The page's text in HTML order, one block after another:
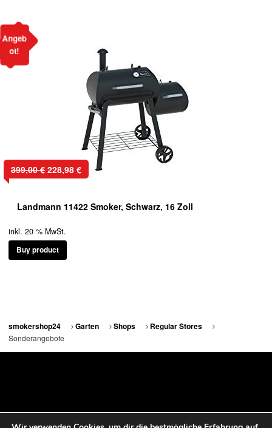
Angeb
ot!
399,00€ Ursprünglicher
Preis
399,00 €
228,98 €Aktueller
Preis
228,98 €.
Landmann 11422 Smoker, Schwarz, 16 Zoll
inkl. 20 % MwSt.
Buy product
smokershop24 Garten Shops
Regular Stores
Sonderangebote
smokershop24 © 2026. All Rights Reserved.